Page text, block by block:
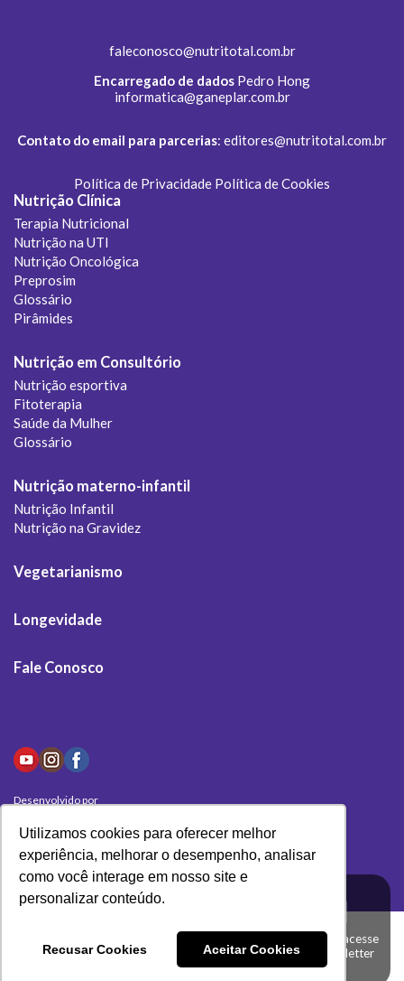
Utilizamos cookies para oferecer melhor
experiência, melhorar o desempenho, analisar
como você interage em nosso site e
personalizar conteúdo.
Recusar Cookies Aceitar Cookies
Clique aqui e acesse
a nossa newsletter
faleconosco@nutritotal.com.br
Encarregado de dados Pedro Hong
informatica@ganeplar.com.br
Contato do email para parcerias: editores@nutritotal.com.br
Política de Privacidade Política de Cookies
Nutrição Clínica
Terapia Nutricional
Nutrição na UTI
Nutrição Oncológica
Preprosim
Glossário
Pirâmides
Nutrição em Consultório
Nutrição esportiva
Fitoterapia
Saúde da Mulher
Glossário
Nutrição materno-infantil
Nutrição Infantil
Nutrição na Gravidez
Vegetarianismo
Longevidade
Fale Conosco
Desenvolvido por